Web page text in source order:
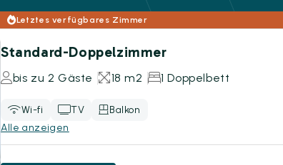
Letztes verfügbares Zimmer
Standard-Doppelzimmer
bis zu 2 Gäste 18 m2 1 Doppelbett
Wi-fi TV
Balkon
Alle anzeigen